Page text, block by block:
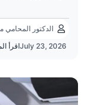
الدكتور المحامي
July 23, 2026اقرأ